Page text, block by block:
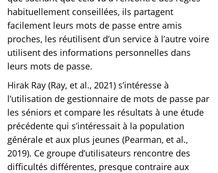
habituellement conseillées, ils partagent
facilement leurs mots de passe entre amis
proches, les réutilisent d’un service à l’autre voire
utilisent des informations personnelles dans
leurs mots de passe.
Hirak Ray (Ray, et al., 2021) s’intéresse à
l’utilisation de gestionnaire de mots de passe par
les séniors et compare les résultats à une étude
précédente qui s’intéressait à la population
générale et aux plus jeunes (Pearman, et al.,
2019). Ce groupe d’utilisateurs rencontre des
difficultés différentes, presque contraire aux